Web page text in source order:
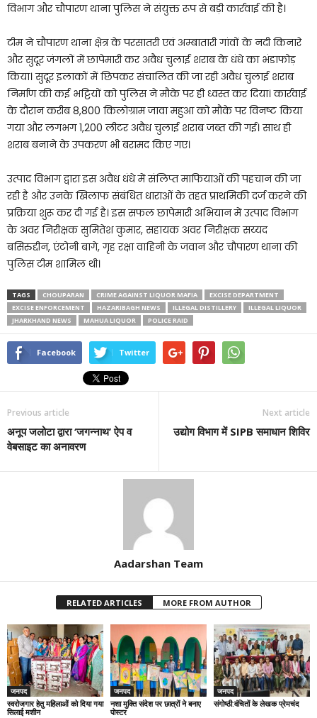
विभाग और चौपारण थाना पुलिस ने संयुक्त रूप से बड़ी कार्रवाई की है।
टीम ने चौपारण थाना क्षेत्र के परसातरी एवं अम्बातारी गांवों के नदी किनारे
और सुदूर जंगलों में छापेमारी कर अवैध चुलाई शराब के धंधे का भंडाफोड़
किया। सुदूर इलाकों में छिपकर संचालित की जा रही अवैध चुलाई शराब
निर्माण की कई भट्टियों को पुलिस ने मौके पर ही ध्वस्त कर दिया। कार्रवाई
के दौरान करीब 8,800 किलोग्राम जावा महुआ को मौके पर विनष्ट किया
गया और लगभग 1,200 लीटर अवैध चुलाई शराब जब्त की गई। साथ ही
शराब बनाने के उपकरण भी बरामद किए गए।
उत्पाद विभाग द्वारा इस अवैध धंधे में संलिप्त माफियाओं की पहचान की जा
रही है और उनके खिलाफ संबंधित धाराओं के तहत प्राथमिकी दर्ज करने की
प्रक्रिया शुरू कर दी गई है। इस सफल छापेमारी अभियान में उत्पाद विभाग
के अवर निरीक्षक सुमितेश कुमार, सहायक अवर निरीक्षक सय्यद
बसिरुद्दीन, एंटोनी बागे, गृह रक्षा वाहिनी के जवान और चौपारण थाना की
पुलिस टीम शामिल थी।
TAGS CHOUPARAN CRIME AGAINST LIQUOR MAFIA
EXCISE DEPARTMENT
EXCISE ENFORCEMENT
HAZARIBAGH NEWS ILLEGAL DISTILLERY
ILLEGAL LIQUOR
JHARKHAND NEWS
MAHUA LIQUOR POLICE RAID
Facebook Twitter
Previous article
अनूप जलोटा द्वारा ‘जगन्नाथ’ ऐप व
वेबसाइट का अनावरण
Next article
उद्योग विभाग में SIPB समाधान शिविर
Aadarshan Team
RELATED ARTICLES MORE FROM AUTHOR
जनपद
स्वरोजगार हेतु महिलाओं को दिया गया
सिलाई मशीन
जनपद
नशा मुक्ति संदेश पर छात्रों ने बनाए
पोस्टर
जनपद
संगोष्ठी:वंचितों के लेखक प्रेमचंद